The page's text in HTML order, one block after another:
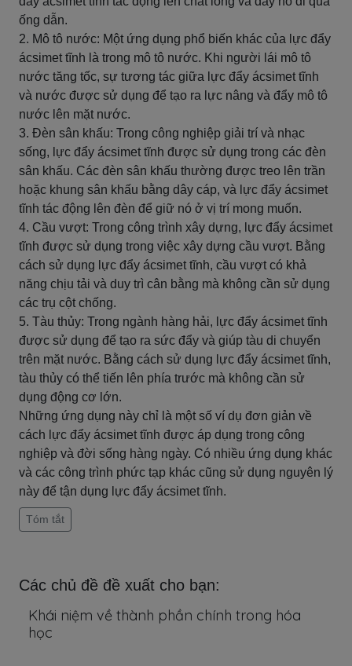
ống dẫn.
2. Mô tô nước: Một ứng dụng phổ biến khác của lực đẩy
ácsimet tĩnh là trong mô tô nước. Khi người lái mô tô
nước tăng tốc, sự tương tác giữa lực đẩy ácsimet tĩnh
và nước được sử dụng để tạo ra lực nâng và đẩy mô tô
nước lên mặt nước.
3. Đèn sân khấu: Trong công nghiệp giải trí và nhạc
sống, lực đẩy ácsimet tĩnh được sử dụng trong các đèn
sân khấu. Các đèn sân khấu thường được treo lên trần
hoặc khung sân khấu bằng dây cáp, và lực đẩy ácsimet
tĩnh tác động lên đèn để giữ nó ở vị trí mong muốn.
4. Cầu vượt: Trong công trình xây dựng, lực đẩy ácsimet
tĩnh được sử dụng trong việc xây dựng cầu vượt. Bằng
cách sử dụng lực đẩy ácsimet tĩnh, cầu vượt có khả
năng chịu tải và duy trì cân bằng mà không cần sử dụng
các trụ cột chống.
5. Tàu thủy: Trong ngành hàng hải, lực đẩy ácsimet tĩnh
được sử dụng để tạo ra sức đẩy và giúp tàu di chuyển
trên mặt nước. Bằng cách sử dụng lực đẩy ácsimet tĩnh,
tàu thủy có thể tiến lên phía trước mà không cần sử
dụng động cơ lớn.
Những ứng dụng này chỉ là một số ví dụ đơn giản về
cách lực đẩy ácsimet tĩnh được áp dụng trong công
nghiệp và đời sống hàng ngày. Có nhiều ứng dụng khác
và các công trình phức tạp khác cũng sử dụng nguyên lý
này để tận dụng lực đẩy ácsimet tĩnh.
Tóm tắt
Các chủ đề đề xuất cho bạn:
Khái niệm về thành phần chính trong hóa
học